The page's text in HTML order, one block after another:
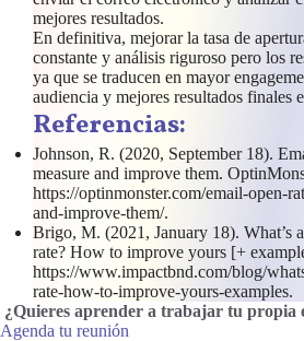
mejores resultados.
En definitiva, mejorar la tasa de
constante y análisis riguroso pero los
ya que se traducen en mayor
audiencia y mejores resultados finales
Referencias:
Johnson, R. (2020, September 18).
measure and improve them.
https://optinmonster.com/email-open-
and-improve-them/.
Brigo, M. (2021, January 18). What’s
rate? How to improve yours [+
https://www.impactbnd.com/blog/
rate-how-to-improve-yours-examples.
¿Quieres aprender a trabajar tu propia
Agenda tu reunión